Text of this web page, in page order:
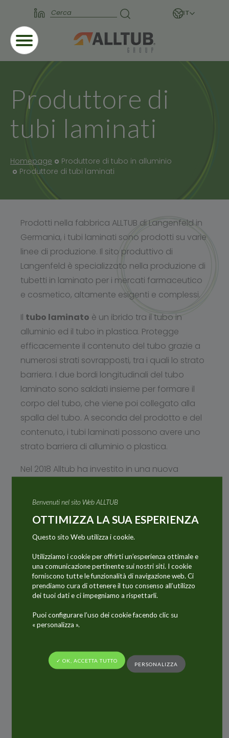
IT
Produttore di
tubi laminati
Homepage
Produttore di tubo in alluminio
Produttore di tubi laminati
Prodotti nella fabbrica ALLTUB di Langenfeld in
Germania, i tubi laminati sono prodotti su varie
linee di produzione. Il sito produttivo di
Langenfeld è specializzato nella produzione di
tubetti in laminato per i mercati farmaceutico
e cosmetico, altamente esigenti e complessi.
Il tubo laminato è un ibrido tra il tubo in
alluminio ed il tubo in plastica. Protegge
efficacemente il contenuto del tubo grazie a
numerosi strati sovrapposti, tra i quali lo strato
barriera. I due bordi longitudinali del tubo
laminato sono saldati insieme per formare il
corpo del tubo, che viene poi collegato alla
spalla del tubo. A seconda del prodotto e del
contenuto, i tubi laminati possono avere uno
strato barriera di alluminio o plastica.
Nel 2018 Alltub ha investito in una nuova
produzione di tubetti in laminato.
Questo investimento rappresenta un elemento
chiave nella strategia del Gruppo Alltub, volta
verso il mercato farmaceutico di fascia alta e
di estrema complessità.
Detto investimento nella camera sterile,
unitamente all’ulteriore investimento in una
linea di produzione per tubetti in laminato di
specializzato nella produzione farmaceutica di
tubetti in laminato a livello europeo. Infatti
Benvenuti nel sito Web ALLTUB
OTTIMIZZA LA SUA ESPERIENZA
Questo sito Web utilizza i cookie.
Utilizziamo i cookie per offrirti un’esperienza ottimale e
una comunicazione pertinente sui nostri siti. I cookie
forniscono tutte le funzionalità di navigazione web. Ci
prendiamo cura di ottenere il tuo consenso all’utilizzo
dei tuoi dati e ci impegniamo a rispettarli.
Puoi configurare l’uso dei cookie facendo clic su
« personalizza ».
✓ OK, ACCETTA TUTTO
PERSONALIZZA